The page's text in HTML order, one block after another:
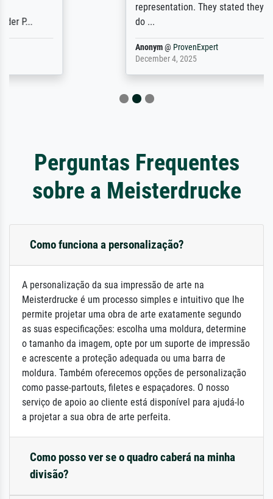
representation. They stated they couldn't
Perguntas Frequentes
sobre a Meisterdrucke
Como funciona a personalização?
A personalização da sua impressão de arte na
Meisterdrucke é um processo simples e intuitivo que lhe
permite projetar uma obra de arte exatamente segundo
as suas especificações: escolha uma moldura, determine
o tamanho da imagem, opte por um suporte de impressão
e acrescente a proteção adequada ou uma barra de
moldura. Também oferecemos opções de personalização
como passe-partouts, filetes e espaçadores. O nosso
serviço de apoio ao cliente está disponível para ajudá-lo
a projetar a sua obra de arte perfeita.
Como posso ver se o quadro caberá na minha
divisão?